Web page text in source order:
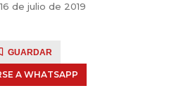
de julio de 2019
GUARDAR
A WHATSAPP